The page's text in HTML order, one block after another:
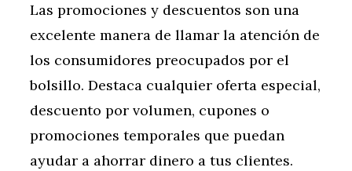
Las promociones y descuentos son una
excelente manera de llamar la atención de
los consumidores preocupados por el
bolsillo. Destaca cualquier oferta especial,
descuento por volumen, cupones o
promociones temporales que puedan
ayudar a ahorrar dinero a tus clientes.